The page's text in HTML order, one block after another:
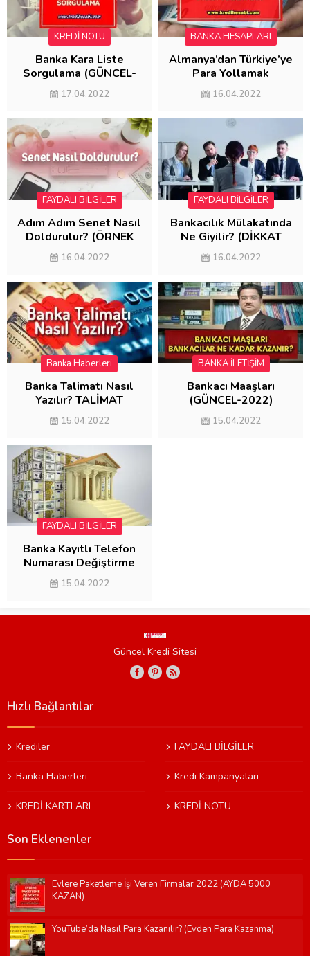
KREDİ NOTU
Banka Kara Liste
Sorgulama (GÜNCEL-
2022)
17.04.2022
BANKA HESAPLARI
Almanya’dan Türkiye’ye
Para Yollamak
(MASRAFSIZ
GÖNDERME)
16.04.2022
FAYDALI BİLGİLER
Adım Adım Senet Nasıl
Doldurulur? (ÖRNEK
SENET DOLDURMA)
16.04.2022
FAYDALI BİLGİLER
Bankacılık Mülakatında
Ne Giyilir? (DİKKAT
EDİLMESİ
GEREKENLER)
16.04.2022
Banka Haberleri
Banka Talimatı Nasıl
Yazılır? TALİMAT
ÖRNEĞİ
15.04.2022
BANKA İLETİŞİM
Bankacı Maaşları
(GÜNCEL-2022)
15.04.2022
FAYDALI BİLGİLER
Banka Kayıtlı Telefon
Numarası Değiştirme
2022 (3 YÖNTEM)
15.04.2022
Güncel Kredi Sitesi
Hızlı Bağlantılar
Krediler FAYDALI BİLGİLER
Banka Haberleri Kredi Kampanyaları
KREDİ KARTLARI KREDİ NOTU
Son Eklenenler
Evlere Paketleme İşi Veren Firmalar 2022 (AYDA 5000
KAZAN)
YouTube’da Nasıl Para Kazanılır? (Evden Para Kazanma)